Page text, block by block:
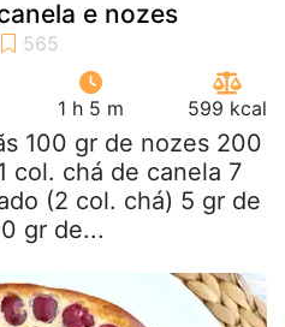
e nozes
1 h 5 m 599 kcal
100 gr de nozes 200
col. chá de canela 7
(2 col. chá) 5 gr de
gr de...